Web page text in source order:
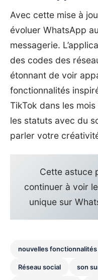
Avec cette mise à
évoluer WhatsApp
messagerie.
des codes des
étonnant de voir
fonctionnalités
TikTok dans les
les statuts avec du
parler votre
Cette astuce
continuer à voir
unique sur
nouvelles
Réseau social son